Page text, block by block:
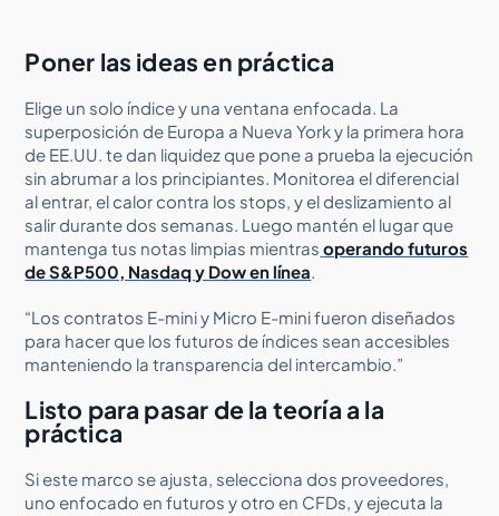
Poner las ideas en práctica
Elige un solo índice y una ventana enfocada. La
superposición de Europa a Nueva York y la primera hora
de EE.UU. te dan liquidez que pone a prueba la ejecución
sin abrumar a los principiantes. Monitorea el diferencial
al entrar, el calor contra los stops, y el deslizamiento al
salir durante dos semanas. Luego mantén el lugar que
mantenga tus notas limpias mientras operando futuros
de S&P500, Nasdaq y Dow en línea.
“Los contratos E-mini y Micro E-mini fueron diseñados
para hacer que los futuros de índices sean accesibles
manteniendo la transparencia del intercambio.”
Listo para pasar de la teoría a la
práctica
Si este marco se ajusta, selecciona dos proveedores,
uno enfocado en futuros y otro en CFDs, y ejecuta la